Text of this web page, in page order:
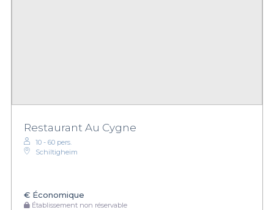
Restaurant Au Cygne
10 - 60 pers.
Schiltigheim
€ Économique
Établissement non réservable